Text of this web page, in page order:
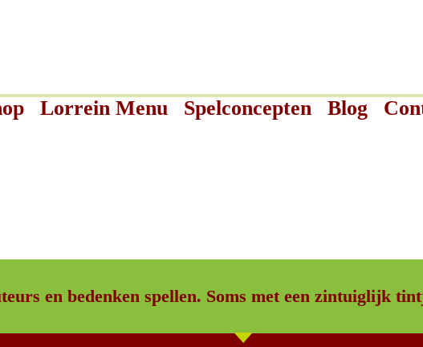
Lorrein Menu Spelconcepten Blog
en bedenken spellen. Soms met een zintuiglijk